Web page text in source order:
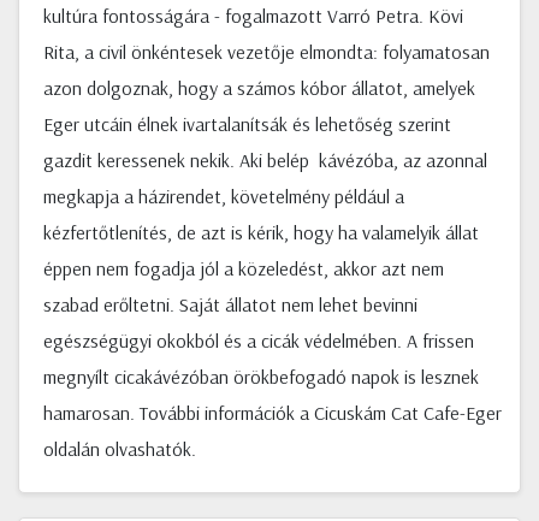
kultúra fontosságára - fogalmazott Varró Petra. Kövi
Rita, a civil önkéntesek vezetője elmondta: folyamatosan
azon dolgoznak, hogy a számos kóbor állatot, amelyek
Eger utcáin élnek ivartalanítsák és lehetőség szerint
gazdit keressenek nekik. Aki belép kávézóba, az azonnal
megkapja a házirendet, követelmény például a
kézfertőtlenítés, de azt is kérik, hogy ha valamelyik állat
éppen nem fogadja jól a közeledést, akkor azt nem
szabad erőltetni. Saját állatot nem lehet bevinni
egészségügyi okokból és a cicák védelmében. A frissen
megnyílt cicakávézóban örökbefogadó napok is lesznek
hamarosan. További információk a Cicuskám Cat Cafe-Eger
oldalán olvashatók.